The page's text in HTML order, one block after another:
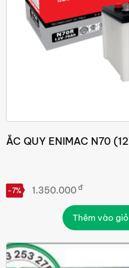
ẮC QUY ENIMAC N70
-7% 1.350.000 đ
Thêm vào